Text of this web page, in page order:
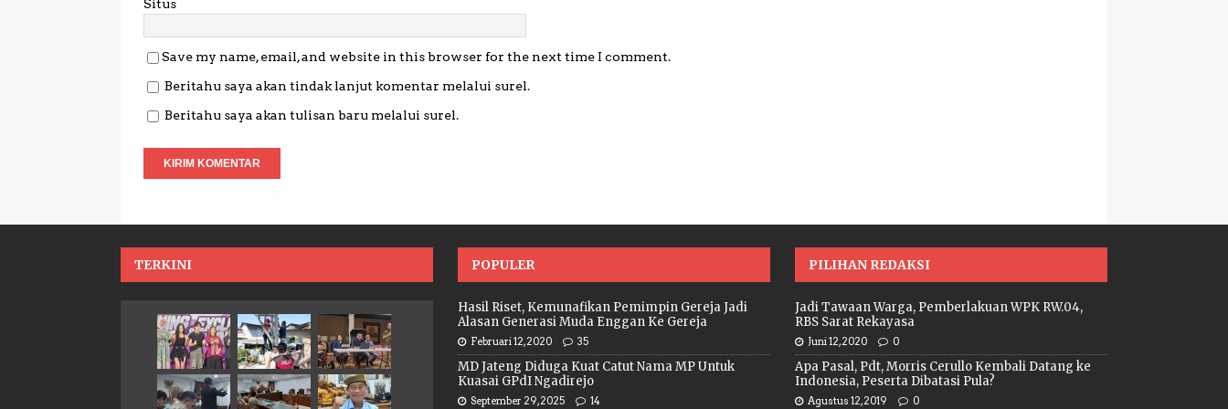
Situs
Save my name, email, and website in this browser for the next time I comment.
Beritahu saya akan tindak lanjut komentar melalui surel.
Beritahu saya akan tulisan baru melalui surel.
TERKINI POPULER
Hasil Riset, Kemunafikan Pemimpin Gereja Jadi
Alasan Generasi Muda Enggan Ke Gereja
Februari 12, 2020 35
MD Jateng Diduga Kuat Catut Nama MP Untuk
Kuasai GPdI Ngadirejo
September 29, 2025 14
PILIHAN REDAKSI
Jadi Tawaan Warga, Pemberlakuan WPK RW.04,
RBS Sarat Rekayasa
Juni 12, 2020 0
Apa Pasal, Pdt, Morris Cerullo Kembali Datang ke
Indonesia, Peserta Dibatasi Pula?
Agustus 12, 2019 0